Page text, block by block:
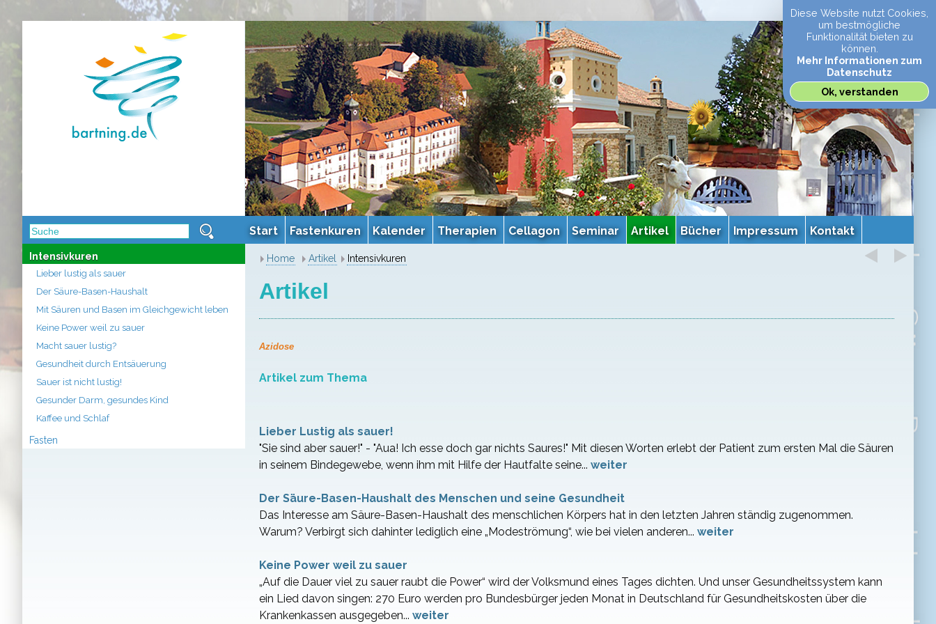
Start Fastenkuren Kalender Therapien Cellagon Seminar Artikel Bücher Impressum Kontakt
Intensivkuren
Lieber lustig als sauer
Der Säure-Basen-Haushalt
Mit Säuren und Basen im Gleichgewicht leben
Keine Power weil zu sauer
Macht sauer lustig?
Gesundheit durch Entsäuerung
Sauer ist nicht lustig!
Gesunder Darm, gesundes Kind
Kaffee und Schlaf
Fasten
Home Artikel Intensivkuren
Artikel
Azidose
Artikel zum Thema
Lieber Lustig als sauer!
"Sie sind aber sauer!" - "Aua! Ich esse doch gar nichts Saures!" Mit diesen Worten erlebt der Patient zum ersten Mal die Säuren
in seinem Bindegewebe, wenn ihm mit Hilfe der Hautfalte seine... weiter
Der Säure-Basen-Haushalt des Menschen und seine Gesundheit
Das Interesse am Säure-Basen-Haushalt des menschlichen Körpers hat in den letzten Jahren ständig zugenommen.
Warum? Verbirgt sich dahinter lediglich eine „Modeströmung“, wie bei vielen anderen... weiter
Keine Power weil zu sauer
„Auf die Dauer viel zu sauer raubt die Power“ wird der Volksmund eines Tages dichten. Und unser Gesundheitssystem kann
ein Lied davon singen: 270 Euro werden pro Bundesbürger jeden Monat in Deutschland für Gesundheitskosten über die
Krankenkassen ausgegeben... weiter
Diese Website nutzt Cookies,
um bestmögliche
Funktionalität bieten zu
können.
Mehr Informationen zum
Datenschutz
Ok, verstanden